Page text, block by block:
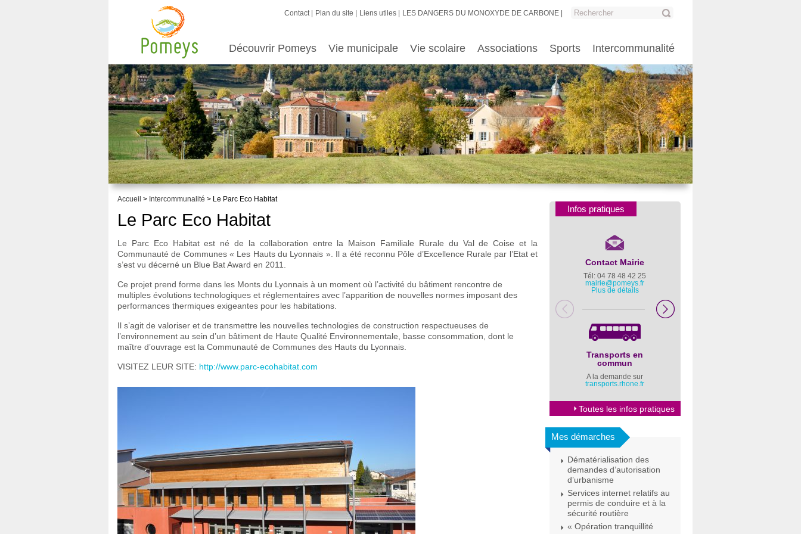
Contact Plan du site Liens utiles LES DANGERS DU MONOXYDE DE CARBONE
Découvrir Pomeys Vie municipale Vie scolaire Associations Sports Intercommunalité
Accueil > Intercommunalité > Le Parc Eco Habitat
Le Parc Eco Habitat
Le Parc Eco Habitat est né de la collaboration entre la Maison Familiale Rurale du Val de Coise et la
Communauté de Communes « Les Hauts du Lyonnais ». Il a été reconnu Pôle d’Excellence Rurale par l’Etat et
s’est vu décerné un Blue Bat Award en 2011.
Ce projet prend forme dans les Monts du Lyonnais à un moment où l’activité du bâtiment rencontre de
multiples évolutions technologiques et réglementaires avec l’apparition de nouvelles normes imposant des
performances thermiques exigeantes pour les habitations.
Il s’agit de valoriser et de transmettre les nouvelles technologies de construction respectueuses de
l’environnement au sein d’un bâtiment de Haute Qualité Environnementale, basse consommation, dont le
maître d’ouvrage est la Communauté de Communes des Hauts du Lyonnais.
VISITEZ LEUR SITE: http://www.parc-ecohabitat.com
Infos pratiques
Contact Mairie
Tél: 04 78 48 42 25
mairie@pomeys.fr
Plus de détails
Transports en
commun
A la demande sur
transports.rhone.fr
Toutes les infos pratiques
Mes démarches
Dématérialisation des
demandes d’autorisation
d’urbanisme
Services internet relatifs au
permis de conduire et à la
sécurité routière
« Opération tranquillité